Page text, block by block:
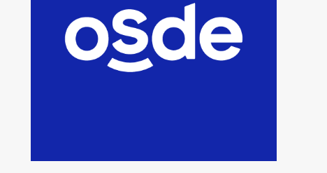
que intentaron evadir a
la Policía fueron
detenidos por
comercialización de
drogas en la tarde del
sábado